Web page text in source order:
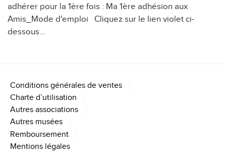
adhérer pour la 1ère fois : Ma 1ère adhésion aux
Amis_Mode d'emploi Cliquez sur le lien violet ci-
dessous...
Conditions générales de ventes
Charte d’utilisation
Autres associations
Autres musées
Remboursement
Mentions légales